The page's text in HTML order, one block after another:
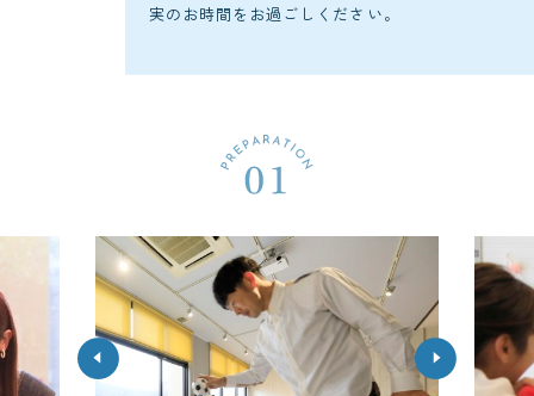
実のお時間をお過ごしください。